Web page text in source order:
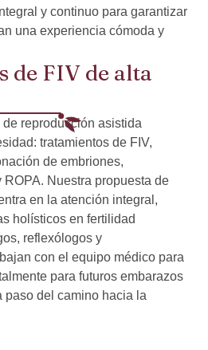
y continuo para garantizar
una experiencia cómoda y
de FIV de alta
reproducción asistida
tratamientos de FIV,
de embriones,
Nuestra propuesta de
en la atención integral,
holísticos en fertilidad
reflexólogos y
con el equipo médico para
para futuros embarazos
paso del camino hacia la